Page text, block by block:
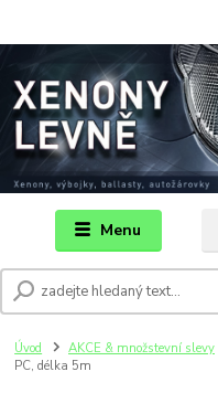
Menu
Úvod AKCE & množstevní slevy
PC, délka 5m